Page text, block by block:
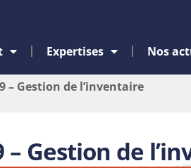
Expertises Nos
– Gestion de l’inventaire
– Gestion de